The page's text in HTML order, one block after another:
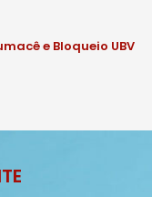
e Bloqueio UBV